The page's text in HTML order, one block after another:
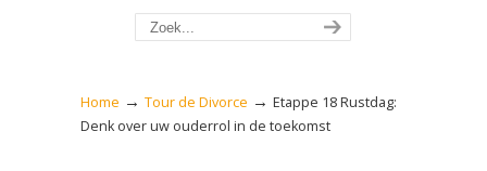
Home → Tour de Divorce → Etappe 18 Rustdag:
Denk over uw ouderrol in de toekomst